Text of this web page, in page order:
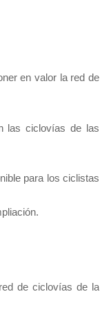
en valor la red de
las ciclovías de las
para los ciclistas
de ciclovías de la